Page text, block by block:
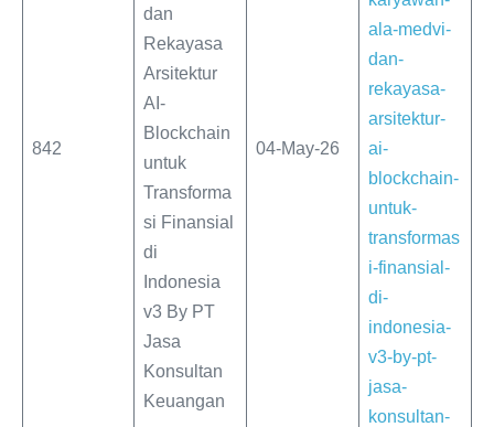
842
dan
Rekayasa
Arsitektur
AI-
Blockchain
untuk
Transforma
si Finansial
di
Indonesia
v3 By PT
Jasa
Konsultan
Keuangan
04-May-26
ala-medvi-
dan-
rekayasa-
arsitektur-
ai-
blockchain-
untuk-
transformas
i-finansial-
di-
indonesia-
v3-by-pt-
jasa-
konsultan-